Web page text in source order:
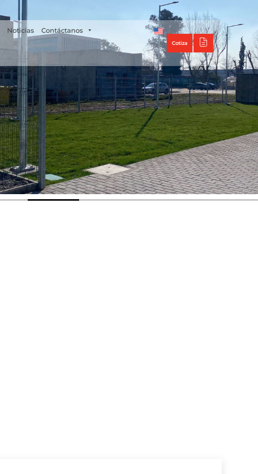
Noticias Contáctanos
Cotiza